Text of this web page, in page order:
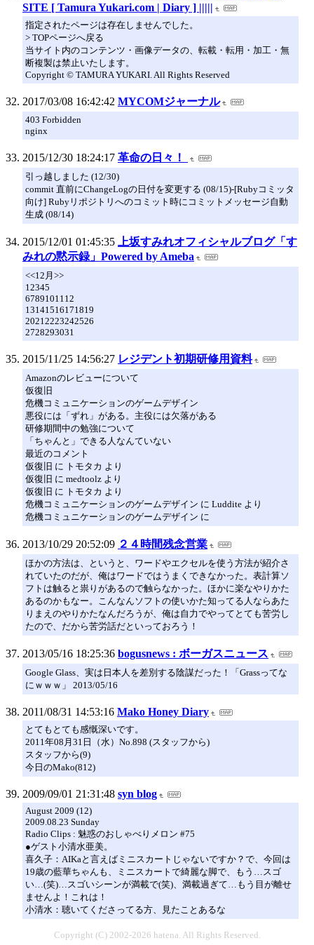
SITE [ Tamura Yukari.com | Diary ] |||||
指定されたページは存在しませんでした。
> TOPページへ戻る
当サイト内のコンテンツ・画像データの、転載・転用・加工・無
断複製は禁止いたします。
Copyright © TAMURA YUKARI. All Rights Reserved
2017/03/08 16:42:42 MYCOMジャーナル
403 Forbidden
nginx
2015/12/30 18:24:17 革命の日々！
引っ越しました (12/30)
commit 直前にChangeLogの日付を変更する (08/15)-[Rubyコミッタ
向け] Rubyリポジトリへのコミット時にコミットメッセージ自動
生成 (08/14)
2015/12/01 01:45:35
上坂すみれオフィシャルブログ「す
みれの黙示録」Powered by Ameba
<<12月>>
12345
6789101112
13141516171819
20212223242526
2728293031
2015/11/25 14:56:27 レジデント初期研修用資料
Amazonのレビューについて
仮復旧
危機コミュニケーションのゲームデザイン
悪役には「ずれ」がある。主役には欠落がある
研修期間中の勉強について
「ちゃんと」できる人なんていない
最近のコメント
仮復旧 に トモタカ より
仮復旧 に medtoolz より
仮復旧 に トモタカ より
危機コミュニケーションのゲームデザイン に Luddite より
危機コミュニケーションのゲームデザイン に
2013/10/29 20:52:09 ２４時間残念営業
ほかの方法は、というと、ワードやエクセルを使う方法が紹介さ
れていたのだが、俺はワードではうまくできなかった。表計算ソ
フトは触ると祟りがあるので触らなかった。ほかに楽なやりかた
あるのかもなー。こんなんソフトの使いかた知ってる人ならあた
りまえのやりかたなんだろうが、俺は自力でやってとても苦労し
たので、だから苦労話だといっておろう！
2013/05/16 18:25:36 bogusnews : ボーガスニュース
Google Glass、実は日本人を差別する陰謀だった！「Grassってな
にｗｗｗ」 2013/05/16
2011/08/31 14:53:16 Mako Honey Diary
とてもとても感慨深いです。
2011年08月31日（水）No.898 (スタッフから)
スタッフから(9)
今日のMako(812)
2009/09/01 21:31:48 syn blog
August 2009 (12)
2009.08.23 Sunday
Radio Clips : 魅惑のおしゃべりメロン #75
●ゲスト小清水亜美。
喜久子：AIKaと言えばミニスカートじゃないですか？で、今回は
19歳の藍華ちゃんも、ミニスカートで綺麗な脚で、もう…スゴ
い…(笑)…スゴいシーンが満載で(笑)、満載過ぎて…もう目が離せ
ませんよ！これは！
小清水：聴いてくださってる方、見たことあるな
Copyright (C) 2002-2026 hatena. All Rights Reserved.